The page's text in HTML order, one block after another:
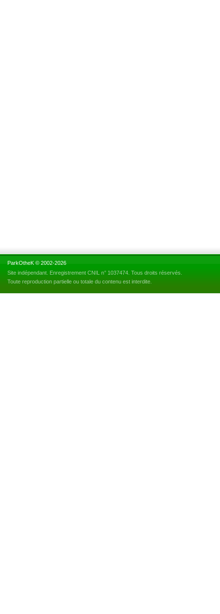
ParkOtheK © 2002-2026
Site indépendant. Enregistrement CNIL n° 1037474. Tous droits réservés.
Toute reproduction partielle ou totale du contenu est interdite.